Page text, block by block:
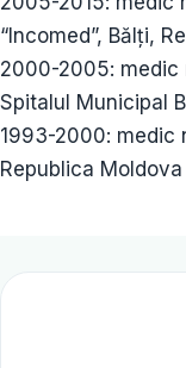
“Incomed”, Bălţi,
2000-2005: medic
Spitalul Municipal
1993-2000: medic
Republica Moldova